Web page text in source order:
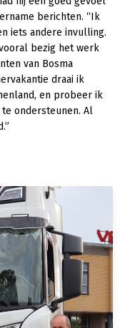
berichten. “Ik
iets andere invulling.
bezig het werk
van Bosma
draai ik
en probeer ik
ondersteunen. Al